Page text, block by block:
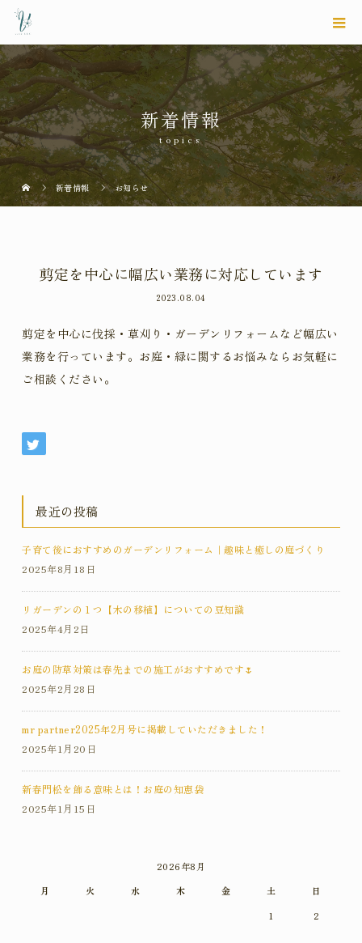
新着情報
topics
新着情報 お知らせ
剪定を中心に幅広い業務に対応しています
2023.08.04
剪定を中心に伐採・草刈り・ガーデンリフォームなど幅広い
業務を行っています。お庭・緑に関するお悩みならお気軽に
ご相談ください。
最近の投稿
子育て後におすすめのガーデンリフォーム｜趣味と癒しの庭づくり
2025年8月18日
リガーデンの１つ【木の移植】についての豆知識
2025年4月2日
お庭の防草対策は春先までの施工がおすすめです🌷
2025年2月28日
mr partner2025年2月号に掲載していただきました！
2025年1月20日
新春門松を飾る意味とは！お庭の知恵袋
2025年1月15日
2026年8月
月
火 水 木 金 土
日
1
2